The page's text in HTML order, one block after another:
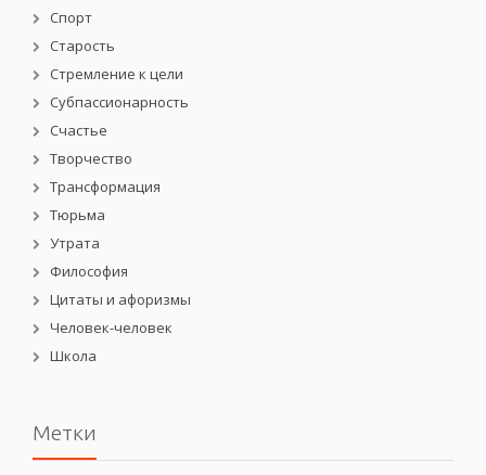
Спорт
Старость
Стремление к цели
Субпассионарность
Счастье
Творчество
Трансформация
Тюрьма
Утрата
Философия
Цитаты и афоризмы
Человек-человек
Школа
Метки